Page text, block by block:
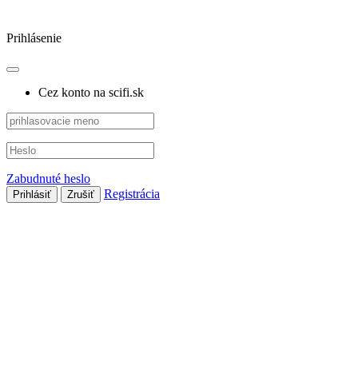
Prihlásenie
Cez konto na scifi.sk
Zabudnuté heslo
Prihlásiť Zrušiť Registrácia